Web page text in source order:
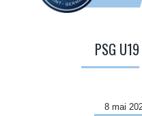
PSG U19
8 mai